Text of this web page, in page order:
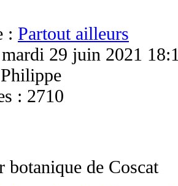
: Partout ailleurs
29 juin 2021
: 2710
botanique de Coscat